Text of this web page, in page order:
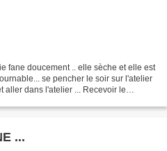
fane doucement .. elle sèche et elle est
se pencher le soir sur l'atelier
aller dans l'atelier ... Recevoir le
...